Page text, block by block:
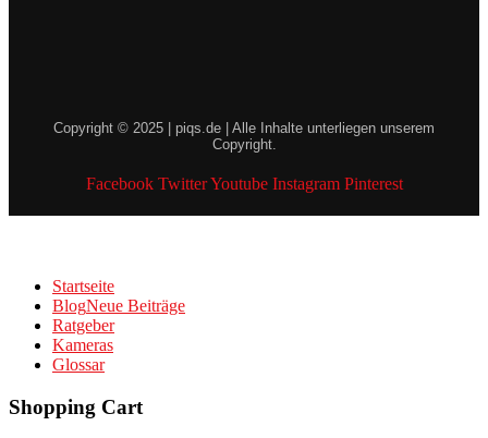
Copyright © 2025 | piqs.de | Alle Inhalte unterliegen unserem
Copyright.
Facebook Twitter Youtube Instagram Pinterest
Startseite
BlogNeue Beiträge
Ratgeber
Kameras
Glossar
Shopping Cart